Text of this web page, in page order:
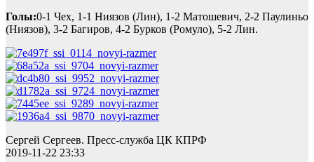
Голы:0-1 Чех, 1-1 Ниязов (Лин), 1-2 Матошевич, 2-2 Паулиньо
(Ниязов), 3-2 Багиров, 4-2 Бурков (Ромуло), 5-2 Лин.
Сергей Сергеев. Пресс-служба ЦК КПРФ
2019-11-22 23:33